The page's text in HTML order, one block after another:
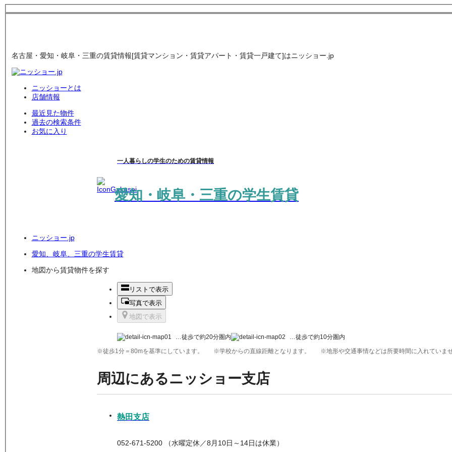
名古屋・愛知・岐阜・三重の賃貸情報[賃貸マンション・賃貸アパート・賃貸一戸建て]はニッショー.jp
ニッショーとは
店舗情報
最近見た物件
過去の検索条件
お気に入り
一人暮らしの学生のための賃貸情報
愛知・岐阜・三重の学生賃貸
ニッショー.jp
愛知、岐阜、三重の学生賃貸
地図から賃貸物件を探す
リストで表示
写真で表示
地図で表示
…徒歩で約20分圏内
…徒歩で約10分圏内
※徒歩1分＝80mを基準にしています。
※学校からの直線距離となります。 ※地形や交通事情などは所要時間に入れていま
周辺にあるニッショー支店
熱田支店
052-671-5200 （水曜定休／8月10日～14日は休業）